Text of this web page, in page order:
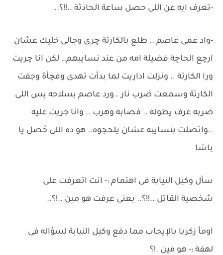
-تعرف ايه عن اللى حصل ساعة الحادثة ..!!؟..
-واد عمى عاصم .. طلع بالكارتة چرى وجالى خليك عشان
ارچع الحاچة فضيلة امه من عند نسايبهم.. لكن انا چريت
ورا الكارتة .. ونزلت اداريت لما بدأت تهدى وفچأة وجفت
الكارتة وسمعت ضرب نار ..ورد عاصم بسلاحه بس اللى
ضربه عرف يطوله .. فصابه وهرب .. وانا جريت عليه
..واتصلت بنسايبه عشان يلحجوه.. هو ده اللى حُصل يا
باشا
سأل وكيل النيابة فى اهتمام :- انت اتعرفت على
شخصية القاتل ..!!؟.. يعنى عرفت هو مين ..!؟..
اومأ زكريا بالإيجاب مما دفع وكيل النيابة لسؤاله فى
لهفة :- هو مين .!؟